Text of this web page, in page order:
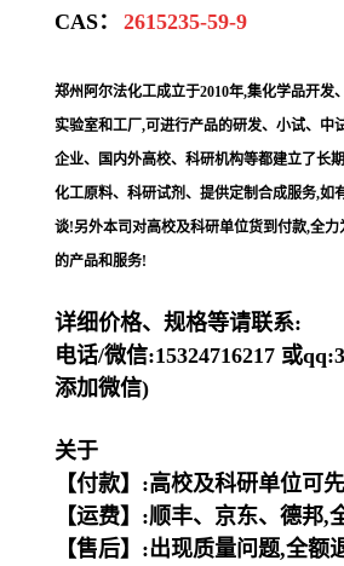
CAS：
2615235-59-9
郑州阿尔法化工成立于2010年,集化学品开发
实验室和工厂,可进行产品的研发、小试、中
企业、国内外高校、科研机构等都建立了长
化工原料、科研试剂、提供定制合成服务,如
谈!另外本司对高校及科研单位货到付款,全
的产品和服务!
详细价格、规格等请联系:
电话/微信:15324716217 或
添加微信)
关于
【付款】:高校及科研单位可
【运费】:顺丰、京东、德邦,
【售后】:出现质量问题,全额